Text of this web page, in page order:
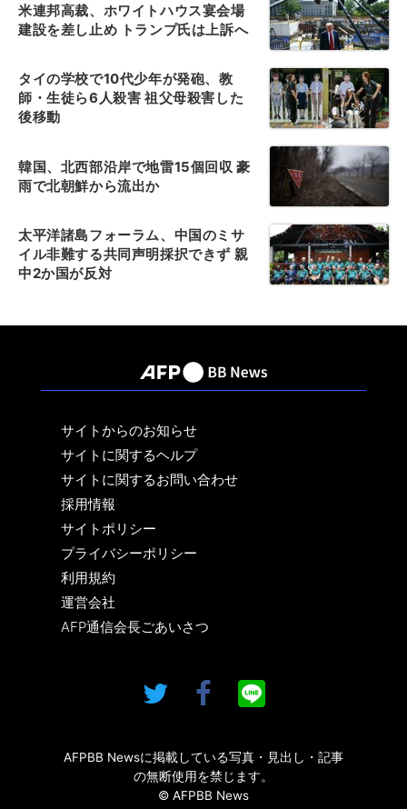
米連邦高裁、ホワイトハウス宴会場
建設を差し止め トランプ氏は上訴へ
タイの学校で10代少年が発砲、教
師・生徒ら6人殺害 祖父母殺害した
後移動
韓国、北西部沿岸で地雷15個回収 豪
雨で北朝鮮から流出か
太平洋諸島フォーラム、中国のミサ
イル非難する共同声明採択できず 親
中2か国が反対
サイトからのお知らせ
サイトに関するヘルプ
サイトに関するお問い合わせ
採用情報
サイトポリシー
プライバシーポリシー
利用規約
運営会社
AFP通信会長ごあいさつ
AFPBB Newsに掲載している写真・見出し・記事
の無断使用を禁じます。
© AFPBB News